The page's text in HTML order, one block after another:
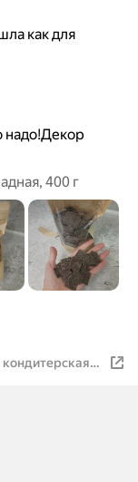
как для
надо!Декор
400 г